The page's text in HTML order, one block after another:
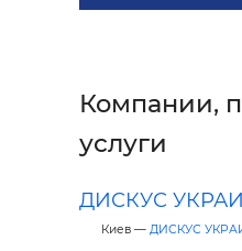
Компании,
услуги
ДИСКУС
Киев — ДИСКУС